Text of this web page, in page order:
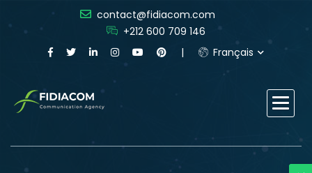
contact@fidiacom.com
+212 600 709 146
Français